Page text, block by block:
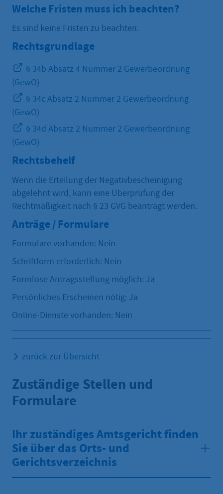
Welche Fristen muss ich beachten?
Es sind keine Fristen zu beachten.
Rechtsgrundlage
§ 34b Absatz 4 Nummer 2 Gewerbeordnung
(GewO)
§ 34c Absatz 2 Nummer 2 Gewerbeordnung
(GewO)
§ 34d Absatz 2 Nummer 2 Gewerbeordnung
(GewO)
Rechtsbehelf
Wenn die Erteilung der Negativbescheinigung
abgelehnt wird, kann eine Überprüfung der
Rechtmäßigkeit nach § 23 GVG beantragt werden.
Anträge / Formulare
Formulare vorhanden: Nein
Schriftform erforderlich: Nein
Formlose Antragsstellung möglich: Ja
Persönliches Erscheinen nötig: Ja
Online-Dienste vorhanden: Nein
zurück zur Übersicht
Zuständige Stellen und
Formulare
Ihr zuständiges Amtsgericht finden
Sie über das Orts- und
Gerichtsverzeichnis